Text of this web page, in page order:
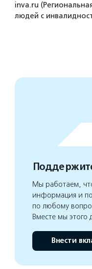
inva.ru
людей с
Мы работаем,
информация и
по любому
Вместе мы этого
Внести